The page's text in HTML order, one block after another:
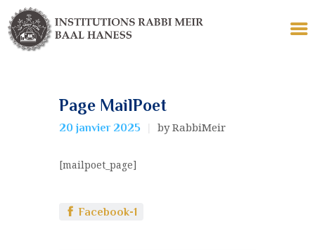
LES INSTITUTIONS
ECOLE
YÉCHIVA KÉTANA
LE TOMBEAU
Page MailPoet
20 janvier 2025 by RabbiMeir
[mailpoet_page]
Facebook-1